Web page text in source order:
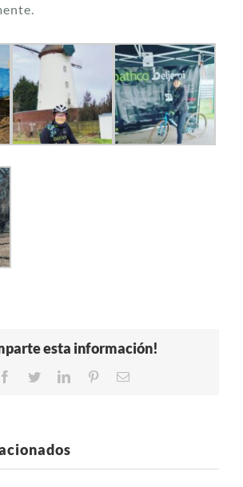
esta información!
Facebook
TwitterLinkedInPinterestCorreo